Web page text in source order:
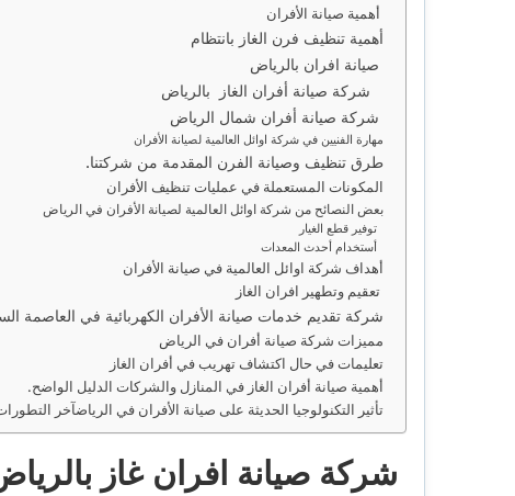
أهمية صيانة الأفران
أهمية تنظيف فرن الغاز بانتظام
صيانة افران بالرياض
شركة صيانة أفران الغاز بالرياض
شركة صيانة أفران شمال الرياض
مهارة الفنيين في شركة اوائل العالمية لصيانة الأفران
طرق تنظيف وصيانة الفرن المقدمة من شركتنا.
المكونات المستعملة في عمليات تنظيف الأفران
بعض النصائح من شركة اوائل العالمية لصيانة الأفران في الرياض
توفير قطع الغيار
أستخدام أحدث المعدات
أهداف شركة اوائل العالمية في صيانة الأفران
تعقيم وتطهير افران الغاز
شركة تقديم خدمات صيانة الأفران الكهربائية في العاصمة
مميزات شركة صيانة أفران في الرياض
تعليمات في حال اكتشاف تهريب في أفران الغاز
أهمية صيانة أفران الغاز في المنازل والشركات الدليل الواضح.
تأثير التكنولوجيا الحديثة على صيانة الأفران في الرياضآخر
شركة صيانة افران غاز